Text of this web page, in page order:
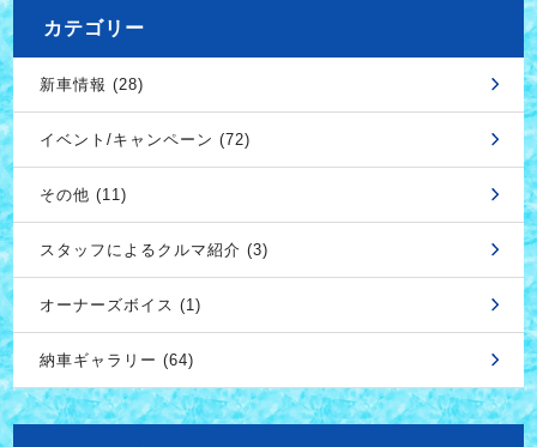
カテゴリー
新車情報 (28)
イベント/キャンペーン (72)
その他 (11)
スタッフによるクルマ紹介 (3)
オーナーズボイス (1)
納車ギャラリー (64)